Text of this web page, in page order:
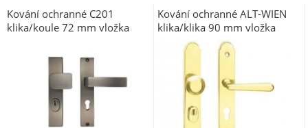
Kování ochranné C201
klika/koule 72 mm vložka
Kování ochranné ALT-WIEN
klika/klika 90 mm vložka
PRAVOLEVÝ mosaz leštěná
OLV s překrytím